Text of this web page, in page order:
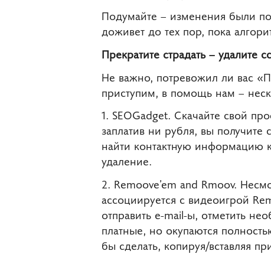
Подумайте – изменения были
доживет до тех пор, пока
Прекратите страдать – удалите
Не важно, потревожил ли вас
приступим, в помощь нам –
1. SEOGadget. Скачайте свой
заплатив ни рубля, вы
найти контактную информацию
удаление.
2. Remoove’em and Rmoov.
ассоциируется с видеоигрой
отправить e-mail-ы, отметить
платные, но окупаются
бы сделать, копируя/вставляя